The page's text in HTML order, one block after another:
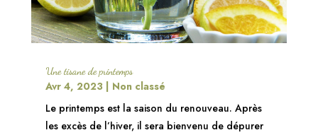
Une tisane de printemps
Avr 4, 2023 | Non classé
Le printemps est la saison du renouveau. Après
les excès de l’hiver, il sera bienvenu de dépurer